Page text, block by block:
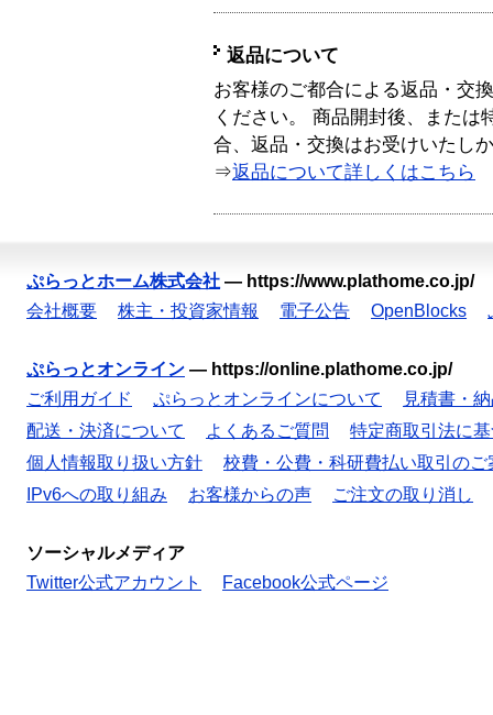
返品について
お客様のご都合による返品・交
ください。 商品開封後、または
合、返品・交換はお受けいたし
⇒返品について詳しくはこちら
ぷらっとホーム株式会社 — https://www.plathome.co.jp/
会社概要
株主・投資家情報 電子公告 OpenBlocks
ぷらっとオンライン — https://online.plathome.co.jp/
ご利用ガイド
ぷらっとオンラインについて
見積書・
配送・決済について
よくあるご質問
特定商取引法に
個人情報取り扱い方針
校費・公費・科研費払い取引のご
IPv6への取り組み
お客様からの声 ご注文の取り消し
ソーシャルメディア
Twitter公式アカウント
Facebook公式ページ